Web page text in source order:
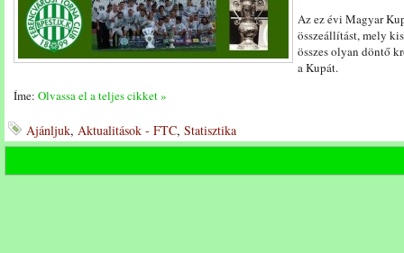
Az ez évi Magyar
összeállítást, mely
összes olyan döntő
a Kupát.
Íme: Olvassa el a teljes cikket »
Ajánljuk, Aktualitások - FTC, Statisztika